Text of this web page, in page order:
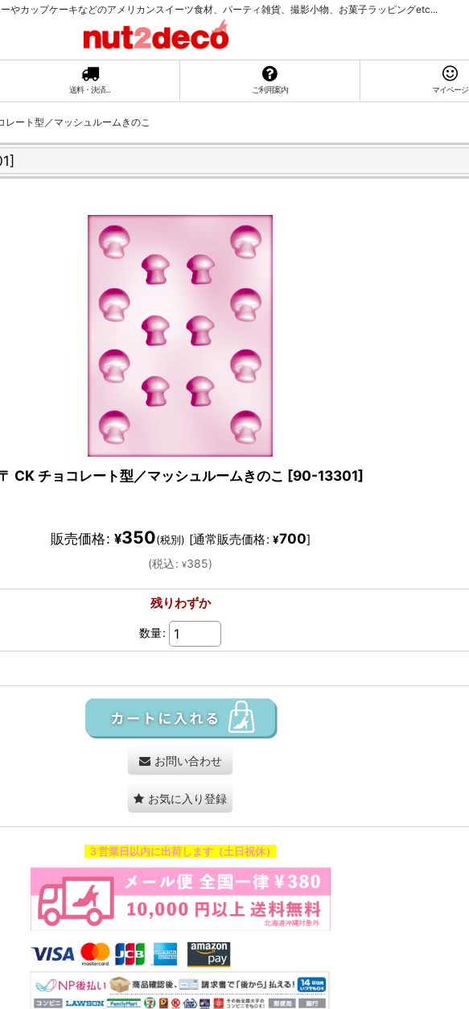
やカップケーキなどのアメリカンスイーツ食材、パーティ雑貨、撮影小物、お菓子ラッピングetc...
送料・決済... ご利用案内 マイページ
レート型／マッシュルームきのこ
]
CK チョコレート型／マッシュルームきのこ [90-13301]
販売価格: ¥350(税別) [通常販売価格: ¥700]
(税込: ¥385)
残りわずか
数量:
お問い合わせ
お気に入り登録
３営業日以内に出荷します（土日祝休）